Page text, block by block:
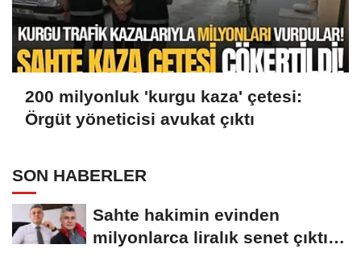
200 milyonluk 'kurgu kaza' çetesi:
Örgüt yöneticisi avukat çıktı
SON HABERLER
Sahte hakimin evinden
milyonlarca liralık senet çıktı: